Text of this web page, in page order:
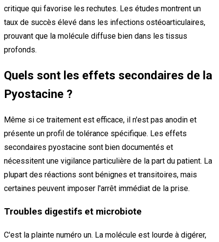
critique qui favorise les rechutes. Les études montrent un
taux de succès élevé dans les infections ostéoarticulaires,
prouvant que la molécule diffuse bien dans les tissus
profonds.
Quels sont les effets secondaires de la
Pyostacine ?
Même si ce traitement est efficace, il n'est pas anodin et
présente un profil de tolérance spécifique. Les effets
secondaires pyostacine sont bien documentés et
nécessitent une vigilance particulière de la part du patient. La
plupart des réactions sont bénignes et transitoires, mais
certaines peuvent imposer l'arrêt immédiat de la prise.
Troubles digestifs et microbiote
C'est la plainte numéro un. La molécule est lourde à digérer,